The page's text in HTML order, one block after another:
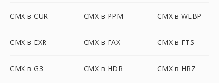
CMX в CUR CMX в PPM CMX в WEBP
CMX в EXR CMX в FAX CMX в FTS
CMX в G3 CMX в HDR CMX в HRZ